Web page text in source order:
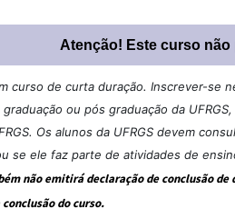
Atenção! Este curso
curso de curta duração. Inscrever-se
ou pós graduação da
Os alunos da UFRGS devem
se ele faz parte de atividades de
não emitirá declaração de conclusão
do curso.